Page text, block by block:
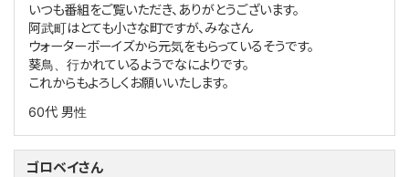
いつも番組をご覧いただき、ありがとうございます。
阿武町はとても小さな町ですが、みなさん
ウォーターボーイズから元気をもらっているそうです。
葵鳥、行かれているようでなによりです。
これからもよろしくお願いいたします。
60代 男性
ゴロベイさん